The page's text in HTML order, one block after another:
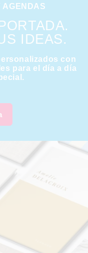
AGENDAS
IDEAS.
con
para el día a día